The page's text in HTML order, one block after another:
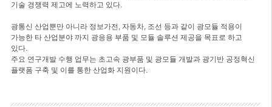
기술 경쟁력 제고에 노력하고 있다.
광통신 산업뿐만 아니라 정보가전, 자동차, 조선 등과 같이 광모듈 적용이
가능한 타 산업분야 까지 광응용 부품 및 모듈 솔루션 제공을 목표로 하고
있다.
주요 연구개발 수행 업무는 초고속 광부품 및 광모듈 개발과 광기반 공정혁신
플랫폼 구축 및 이를 통한 산업화 지원이다.